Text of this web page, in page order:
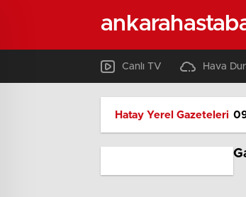
Canlı TV Hava
Hatay Yerel Gazeteleri